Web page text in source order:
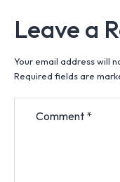
Leave a
Your email address will
Required fields are